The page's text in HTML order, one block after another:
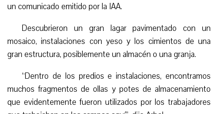
un comunicado emitido por la IAA.
Descubrieron un gran lagarpavimentado con un
mosaico, instalaciones con yeso y los cimientos de una
gran estructura, posiblemente un almacén o una granja.
“Dentro de los predios e instalaciones, encontramos
muchos fragmentos de ollas y potes de almacenamiento
que evidentemente fueron utilizados por los trabajadores